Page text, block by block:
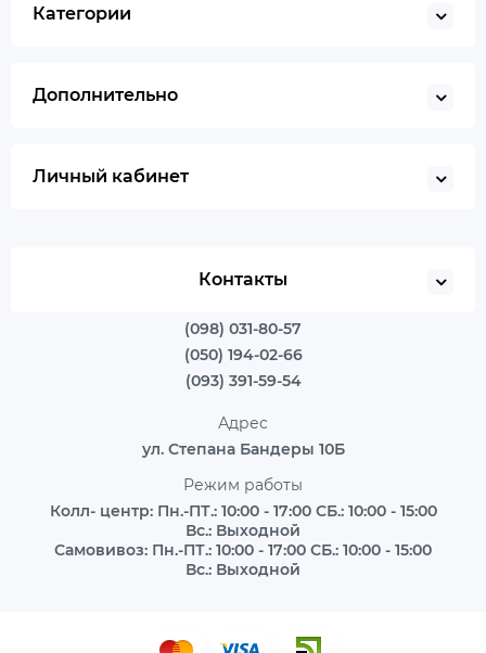
Категории
Дополнительно
Личный кабинет
Контакты
(098) 031-80-57
(050) 194-02-66
(093) 391-59-54
Адрес
ул. Степана Бандеры 10Б
Режим работы
Колл- центр: Пн.-ПТ.: 10:00 - 17:00 СБ.: 10:00 - 15:00
Вс.: Выходной
Самовивоз: Пн.-ПТ.: 10:00 - 17:00 СБ.: 10:00 - 15:00
Вс.: Выходной